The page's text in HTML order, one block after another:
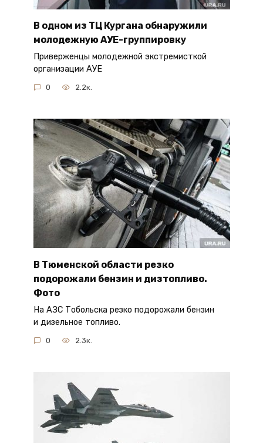
В одном из ТЦ Кургана обнаружили
молодежную АУЕ-группировку
Приверженцы молодежной экстремисткой
организации АУЕ
0 2.2к.
В Тюменской области резко
подорожали бензин и дизтопливо.
Фото
На АЗС Тобольска резко подорожали бензин
и дизельное топливо.
0 2.3к.